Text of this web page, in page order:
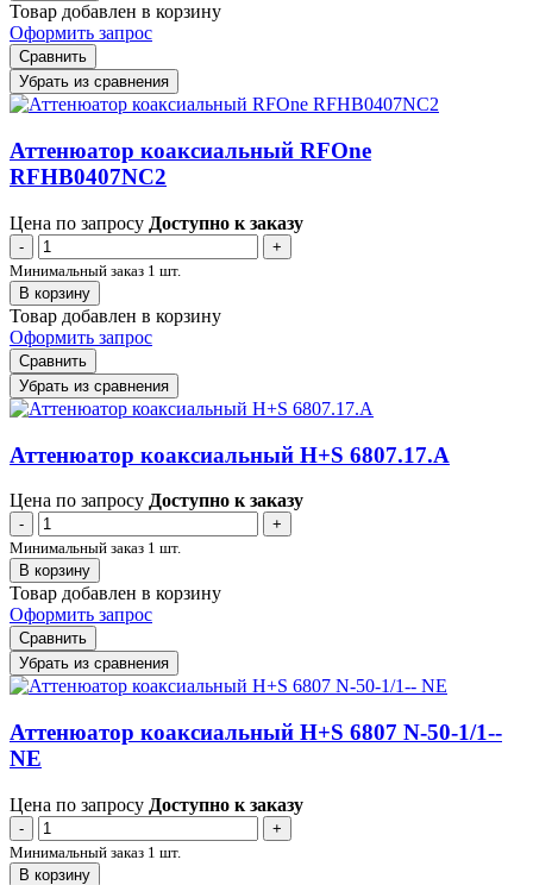
Товар добавлен в корзину
Оформить запрос
Сравнить
Убрать из сравнения
Аттенюатор коаксиальный RFOne
RFHB0407NC2
Цена по запросу Доступно к заказу
-
+
Минимальный заказ 1 шт.
В корзину
Товар добавлен в корзину
Оформить запрос
Сравнить
Убрать из сравнения
Аттенюатор коаксиальный H+S 6807.17.A
Цена по запросу Доступно к заказу
-
+
Минимальный заказ 1 шт.
В корзину
Товар добавлен в корзину
Оформить запрос
Сравнить
Убрать из сравнения
Аттенюатор коаксиальный H+S 6807 N-50-1/1--
NE
Цена по запросу Доступно к заказу
-
+
Минимальный заказ 1 шт.
В корзину